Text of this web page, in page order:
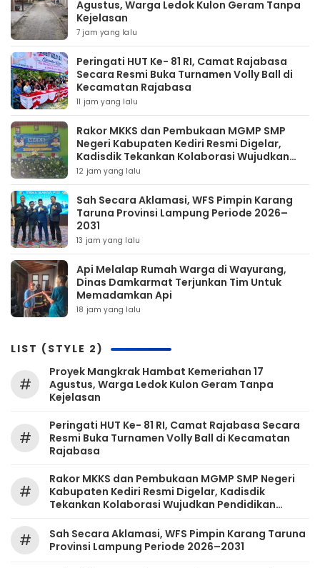
Agustus, Warga Ledok Kulon Geram Tanpa
Kejelasan
7 jam yang lalu
Peringati HUT Ke- 81 RI, Camat Rajabasa
Secara Resmi Buka Turnamen Volly Ball di
Kecamatan Rajabasa
11 jam yang lalu
Rakor MKKS dan Pembukaan MGMP SMP
Negeri Kabupaten Kediri Resmi Digelar,
Kadisdik Tekankan Kolaborasi Wujudkan
Pendidikan Bermutu
12 jam yang lalu
Sah Secara Aklamasi, WFS Pimpin Karang
Taruna Provinsi Lampung Periode 2026–
2031
13 jam yang lalu
Api Melalap Rumah Warga di Wayurang,
Dinas Damkarmat Terjunkan Tim Untuk
Memadamkan Api
18 jam yang lalu
LIST (STYLE 2)
#
‎Proyek Mangkrak Hambat Kemeriahan 17
Agustus, Warga Ledok Kulon Geram Tanpa
Kejelasan
#
Peringati HUT Ke- 81 RI, Camat Rajabasa Secara
Resmi Buka Turnamen Volly Ball di Kecamatan
Rajabasa
#
Rakor MKKS dan Pembukaan MGMP SMP Negeri
Kabupaten Kediri Resmi Digelar, Kadisdik
Tekankan Kolaborasi Wujudkan Pendidikan
#
Sah Secara Aklamasi, WFS Pimpin Karang Taruna
Provinsi Lampung Periode 2026–2031